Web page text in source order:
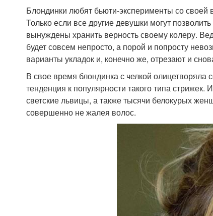
Блондинки любят бьюти-эксперименты со
Только если все другие девушки могут
вынуждены хранить верность своему колеру.
будет совсем непросто, а порой и попросту
варианты укладок и, конечно же, отрезают и
В свое время блондинка с челкой
тенденция к популярности такого типа
светские львицы, а также тысячи белокурых
совершенно не жалея волос.